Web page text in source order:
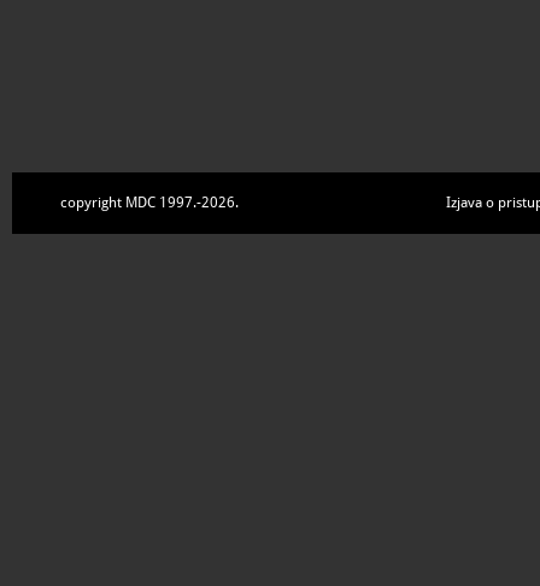
copyright MDC 1997.-2026. Izjava o